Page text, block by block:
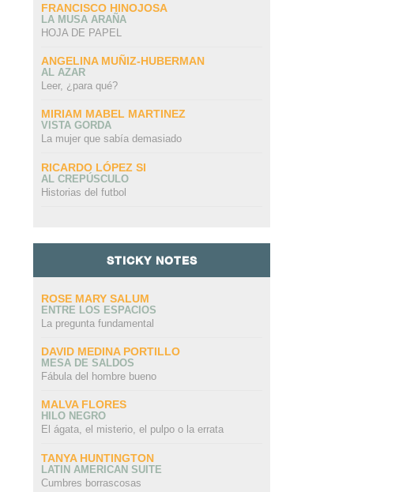
FRANCISCO HINOJOSA
LA MUSA ARAÑA
HOJA DE PAPEL
ANGELINA MUÑIZ-HUBERMAN
AL AZAR
Leer, ¿para qué?
MIRIAM MABEL MARTINEZ
VISTA GORDA
La mujer que sabía demasiado
RICARDO LÓPEZ SI
AL CREPÚSCULO
Historias del futbol
STICKY NOTES
ROSE MARY SALUM
ENTRE LOS ESPACIOS
La pregunta fundamental
DAVID MEDINA PORTILLO
MESA DE SALDOS
Fábula del hombre bueno
MALVA FLORES
HILO NEGRO
El ágata, el misterio, el pulpo o la errata
TANYA HUNTINGTON
LATIN AMERICAN SUITE
Cumbres borrascosas